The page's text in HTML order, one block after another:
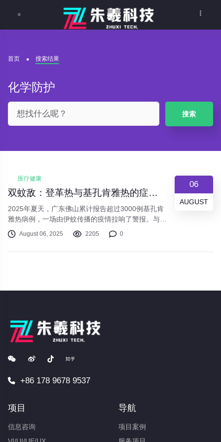
首页 搜索结果
化学防护
搜索
06
AUGUST
医疗健康
双蚊敌：登革热与基孔肯雅热的症状迷局与生存指南
2025年夏天，广东佛山累计报告超过3000例基孔肯
雅热病例，一场由伊蚊传播的疫情拉响了警报。与此
同时，登革热在东南亚及我国南方地区持续构成威
胁。这两种症状相似的蚊媒传染病如同“孪生杀手”，
首次现身坦桑尼亚，其
August 06, 2025 2205 0
+86 178 9678 9537
项目
信息咨询
导航
项目案例